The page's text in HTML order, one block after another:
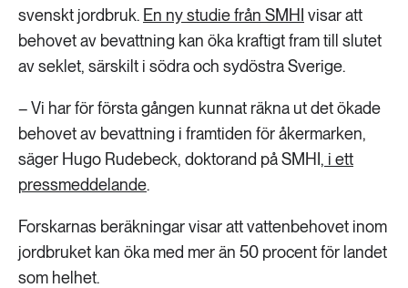
svenskt jordbruk. En ny studie från SMHI visar att
behovet av bevattning kan öka kraftigt fram till slutet
av seklet, särskilt i södra och sydöstra Sverige.
– Vi har för första gången kunnat räkna ut det ökade
behovet av bevattning i framtiden för åkermarken,
säger Hugo Rudebeck, doktorand på SMHI, i ett
pressmeddelande.
Forskarnas beräkningar visar att vattenbehovet inom
jordbruket kan öka med mer än 50 procent för landet
som helhet.